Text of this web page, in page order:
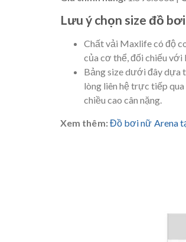
Lưu ý chọn size đồ
Chất vải Maxlife có độ
của cơ thể, đối chiếu với
Bảng size dưới đây dựa
lòng liên hệ trực tiếp
chiều cao cân nặng.
Xem thêm:Đồ bơi nữ Arena